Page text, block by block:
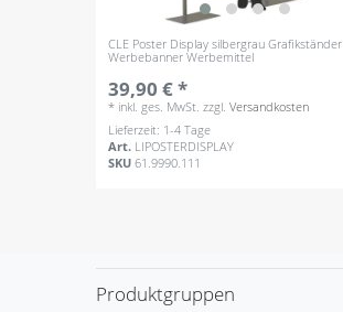
CLE Poster Display silbergrau Grafikständer
Werbebanner Werbemittel
39,90 € *
* inkl. ges. MwSt. zzgl.Versandkosten
Lieferzeit: 1-4 Tage
Art. LIPOSTERDISPLAY
SKU61.9990.111
Produktgruppen